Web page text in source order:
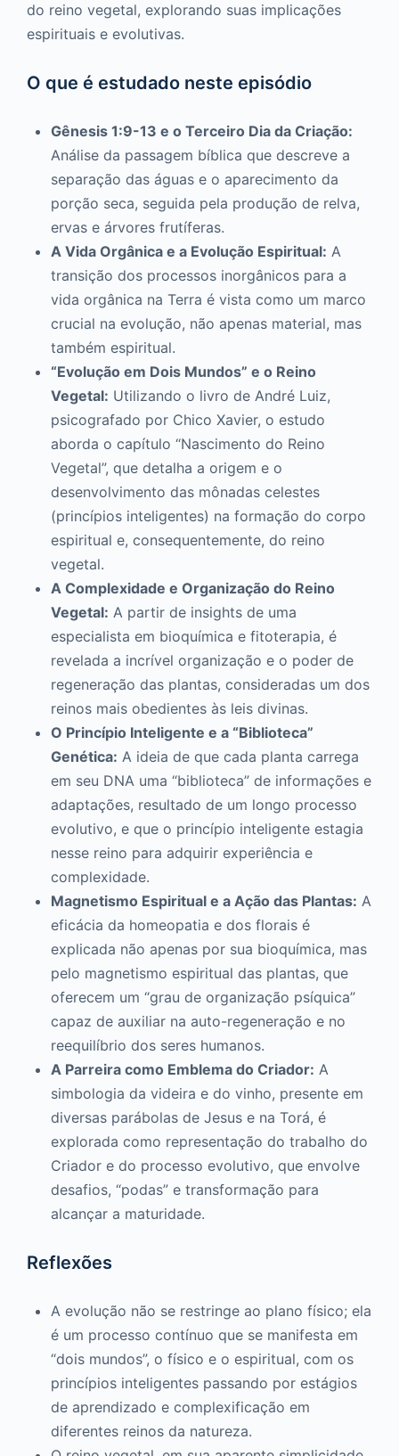
do reino vegetal, explorando suas implicações
espirituais e evolutivas.
O que é estudado neste episódio
Gênesis 1:9-13 e o Terceiro Dia da Criação:
Análise da passagem bíblica que descreve a
separação das águas e o aparecimento da
porção seca, seguida pela produção de relva,
ervas e árvores frutíferas.
A Vida Orgânica e a Evolução Espiritual: A
transição dos processos inorgânicos para a
vida orgânica na Terra é vista como um marco
crucial na evolução, não apenas material, mas
também espiritual.
“Evolução em Dois Mundos” e o Reino
Vegetal: Utilizando o livro de André Luiz,
psicografado por Chico Xavier, o estudo
aborda o capítulo “Nascimento do Reino
Vegetal”, que detalha a origem e o
desenvolvimento das mônadas celestes
(princípios inteligentes) na formação do corpo
espiritual e, consequentemente, do reino
vegetal.
A Complexidade e Organização do Reino
Vegetal: A partir de insights de uma
especialista em bioquímica e fitoterapia, é
revelada a incrível organização e o poder de
regeneração das plantas, consideradas um dos
reinos mais obedientes às leis divinas.
O Princípio Inteligente e a “Biblioteca”
Genética: A ideia de que cada planta carrega
em seu DNA uma “biblioteca” de informações e
adaptações, resultado de um longo processo
evolutivo, e que o princípio inteligente estagia
nesse reino para adquirir experiência e
complexidade.
Magnetismo Espiritual e a Ação das Plantas: A
eficácia da homeopatia e dos florais é
explicada não apenas por sua bioquímica, mas
pelo magnetismo espiritual das plantas, que
oferecem um “grau de organização psíquica”
capaz de auxiliar na auto-regeneração e no
reequilíbrio dos seres humanos.
A Parreira como Emblema do Criador: A
simbologia da videira e do vinho, presente em
diversas parábolas de Jesus e na Torá, é
explorada como representação do trabalho do
Criador e do processo evolutivo, que envolve
desafios, “podas” e transformação para
alcançar a maturidade.
Reflexões
A evolução não se restringe ao plano físico; ela
é um processo contínuo que se manifesta em
“dois mundos”, o físico e o espiritual, com os
princípios inteligentes passando por estágios
de aprendizado e complexificação em
diferentes reinos da natureza.